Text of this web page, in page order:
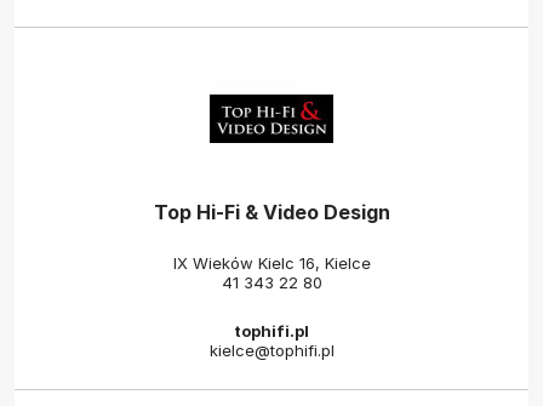
Top Hi-Fi & Video Design
IX Wieków Kielc 16, Kielce
41 343 22 80
tophifi.pl
kielce@tophifi.pl